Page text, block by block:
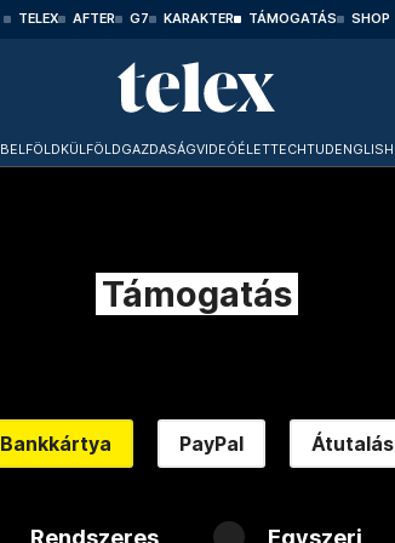
TELEX AFTER G7 KARAKTER TÁMOGATÁS SHOP
BELFÖLDKÜLFÖLDGAZDASÁGVIDEÓÉLETTECHTUDENGLISH
Támogatás
Bankkártya PayPal Átutalás
Rendszeres Egyszeri